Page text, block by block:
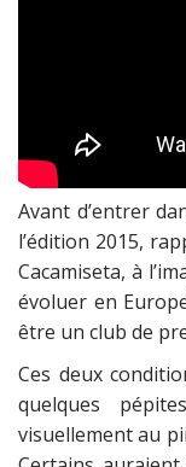
Avant d’entrer
l’édition 2015,
Cacamiseta, à
évoluer en
être un club de
Ces deux
quelques
visuellement au